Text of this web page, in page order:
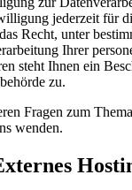
jederzeit für
Recht, unter
Ihrer
steht Ihnen ein
zu.
Fragen zum
wenden.